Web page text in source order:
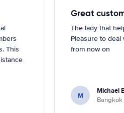
This
Great
The lady that
Pleasure to
from now on
M Michael